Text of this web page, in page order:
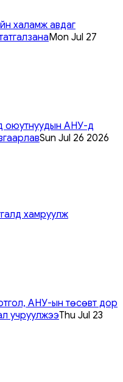
халамж авдаг
Mon Jul 27
оюутнуудын АНУ-д
Sun Jul 26 2026
хамруулж
АНУ-ын төсөвт дор
учруулжээThu Jul 23